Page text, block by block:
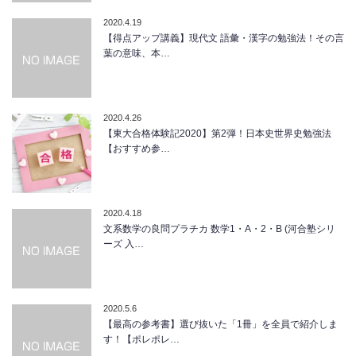
2020.4.19
【得点アップ講義】現代文 語彙・漢字の勉強法！その言
葉の意味、本…
2020.4.26
【東大合格体験記2020】第2弾！日本史世界史勉強法
【おすすめ参…
2020.4.18
文系数学の良問プラチカ 数学1・A・2・B (河合塾シリ
ーズ 入…
2020.5.6
【最高の参考書】選び抜いた「1冊」を全員で紹介しま
す！【ポレポレ…